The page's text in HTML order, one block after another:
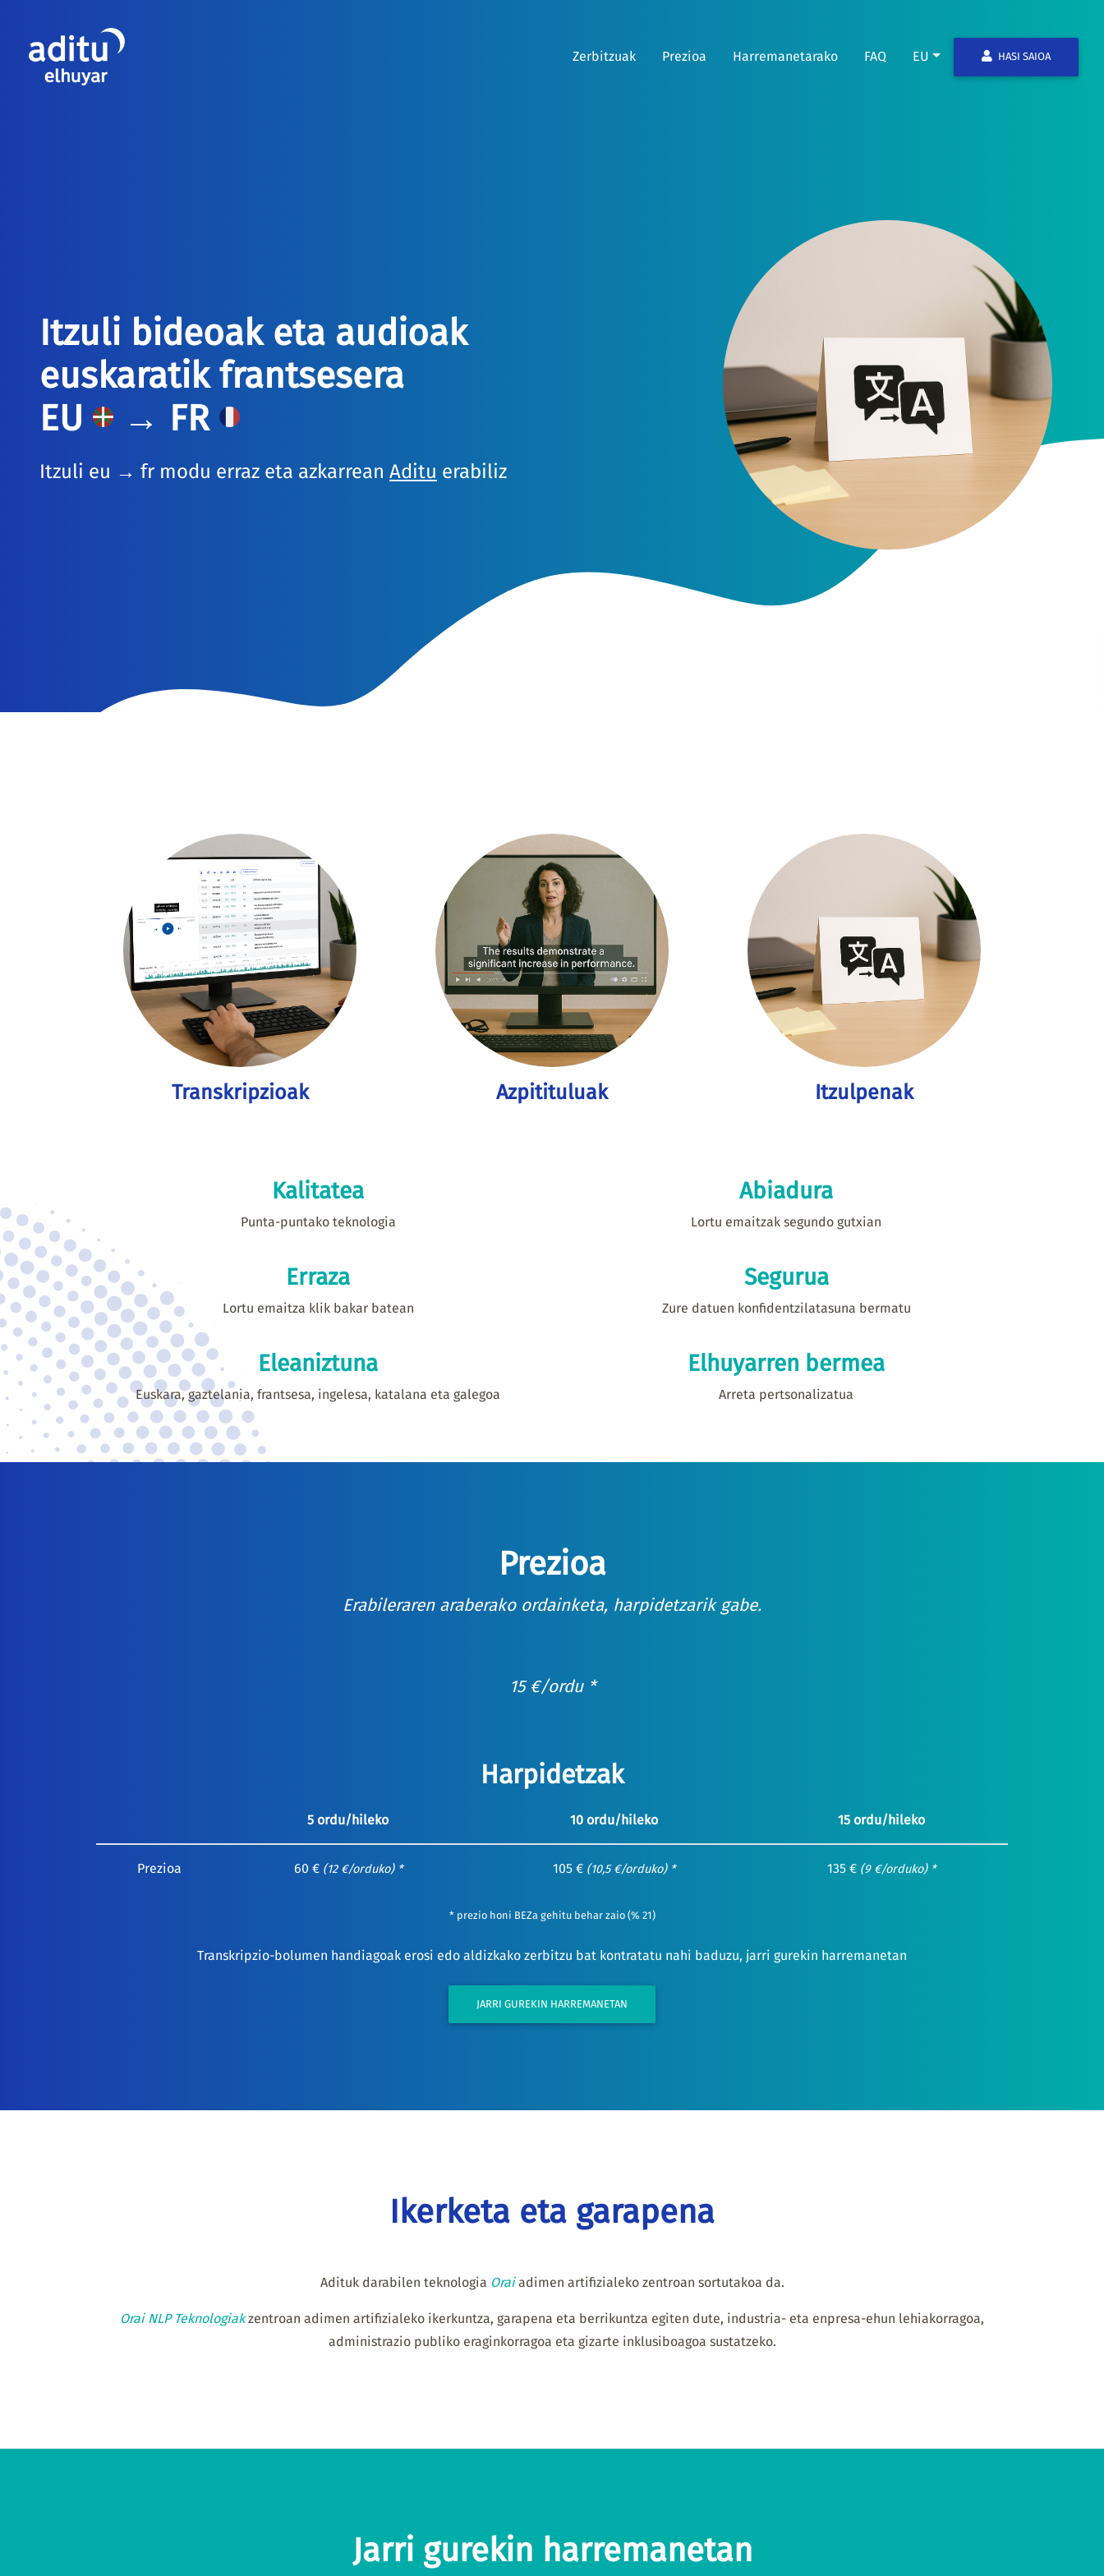
Zerbitzuak Prezioa Harremanetarako FAQ EU HASI SAIOA
Itzuli bideoak eta audioak
euskaratik frantsesera
EU
→ FR
Itzuli eu → fr modu erraz eta azkarrean Aditu erabiliz
Transkripzioak Azpitituluak Itzulpenak
Kalitatea
Punta-puntako teknologia
Abiadura
Lortu emaitzak segundo gutxian
Erraza
Lortu emaitza klik bakar batean
Segurua
Zure datuen konfidentzilatasuna bermatu
Eleaniztuna
Euskara, gaztelania, frantsesa, ingelesa, katalana eta galegoa
Elhuyarren bermea
Arreta pertsonalizatua
Prezioa
Erabileraren araberako ordainketa, harpidetzarik gabe.
15 €/ordu *
Harpidetzak
5 ordu/hileko 10 ordu/hileko 15 ordu/hileko
Prezioa 60 € (12 €/orduko) * 105 € (10,5 €/orduko) * 135 € (9 €/orduko) *
* prezio honi BEZa gehitu behar zaio (% 21)
Transkripzio-bolumen handiagoak erosi edo aldizkako zerbitzu bat kontratatu nahi baduzu, jarri gurekin harremanetan
JARRI GUREKIN HARREMANETAN
Ikerketa eta garapena
Adituk darabilen teknologia Oraiadimen artifizialeko zentroan sortutakoa da.
Orai NLP Teknologiakzentroan adimen artifizialeko ikerkuntza, garapena eta berrikuntza egiten dute, industria- eta enpresa-ehun lehiakorragoa,
administrazio publiko eraginkorragoa eta gizarte inklusiboagoa sustatzeko.
Jarri gurekin harremanetan